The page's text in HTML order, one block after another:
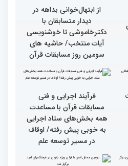
گزارش تصویری دومین روز
رقابت بخش بانوان چهلمین
دوره مسابقات بین المللی
قرآن کریم (بخش اول)
از ابتهال‌خوانی بداهه در
دیدار متسابقان با
دکترخاموشی تا خوشنویسی
آیات منتخب/ حاشیه های